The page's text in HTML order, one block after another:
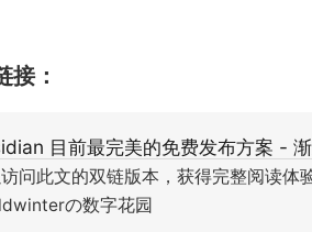
接：
目前最完美的免费发布方案 -
问此文的双链版本，获得完整阅读
の数字花园